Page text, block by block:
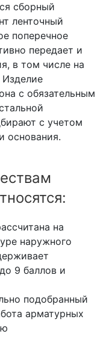
сборный
ленточный
поперечное
передает и
в том числе на
с обязательным
с учетом
основания.
на
наружного
9 баллов и
подобранный
арматурных